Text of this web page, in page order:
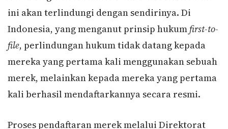
ini akan terlindungi dengan sendirinya. Di
Indonesia, yang menganut prinsip hukumfirst-to-
file, perlindungan hukum tidak datang kepada
mereka yang pertama kali menggunakan sebuah
merek, melainkan kepada mereka yang pertama
kali berhasil mendaftarkannya secara resmi.
Proses pendaftaran merek melalui Direktorat